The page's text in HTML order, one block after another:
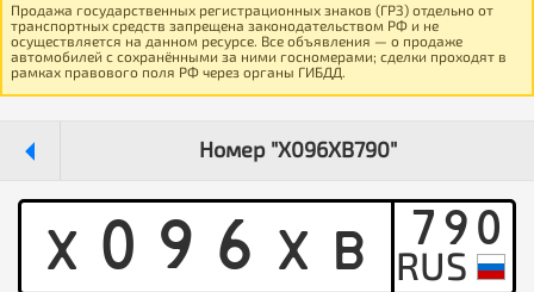
Продажа государственных регистрационных знаков (ГРЗ) отдельно от
транспортных средств запрещена законодательством РФ и не
осуществляется на данном ресурсе. Все объявления — о продаже
автомобилей с сохранёнными за ними госномерами; сделки проходят в
рамках правового поля РФ через органы ГИБДД.
Номер "Х096ХВ790"
X 0 9 6 X B 790